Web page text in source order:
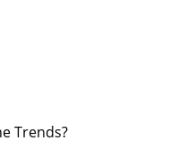
Trends?